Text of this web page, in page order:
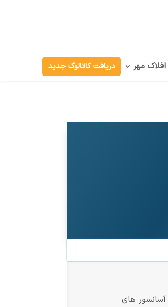
افلاک مهر دریافت کاتالوگ جدید
های